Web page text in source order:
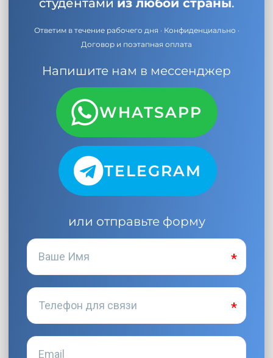
студентами из любой страны.
Ответим в течение рабочего дня · Конфиденциально ·
Договор и поэтапная оплата
Напишите нам в мессенджер
WHATSAPP
TELEGRAM
или отправьте форму